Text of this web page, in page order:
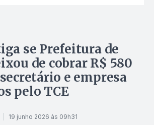
se Prefeitura de
de cobrar R$ 580
e empresa
pelo TCE
19 junho 2026 às 09h31